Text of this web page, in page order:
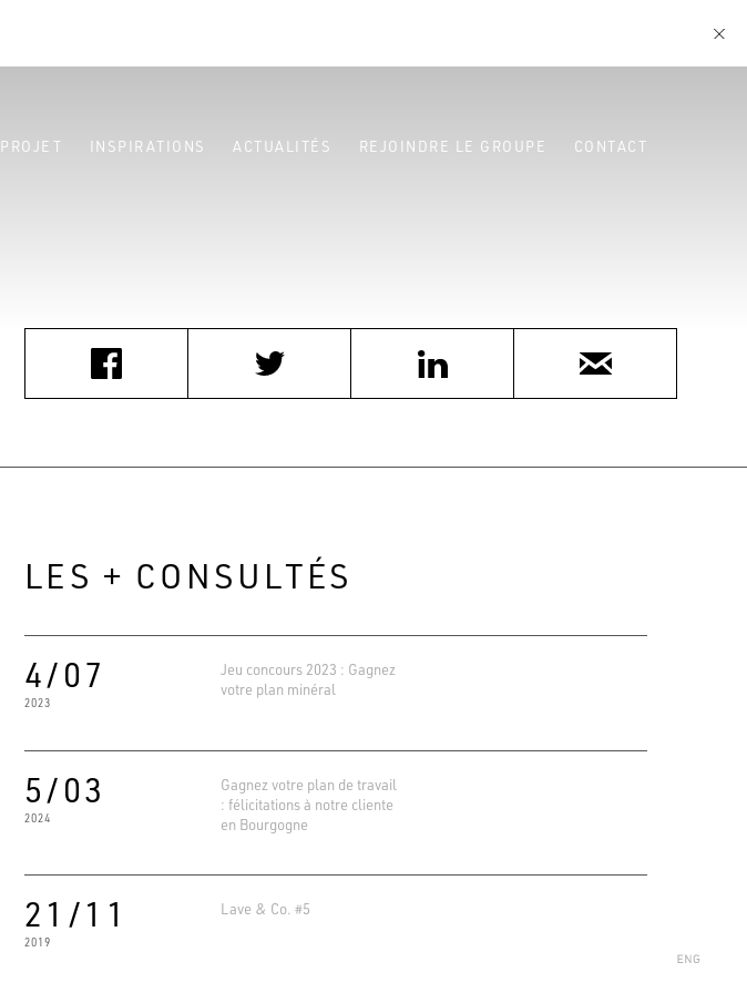
INSPIRATIONS ACTUALITÉS REJOINDRE LE GROUPE CONTACT
LES + CONSULTÉS
4/07
2023
Jeu concours 2023 : Gagnez
votre plan minéral
5/03
2024
Gagnez votre plan de travail
: félicitations à notre cliente
en Bourgogne
21/11
2019
Lave & Co. #5
Evaluations Google